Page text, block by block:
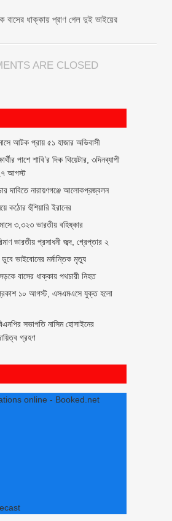
বাসের ধাক্কায় প্রাণ গেল দুই ভাইয়ের
ARE CLOSED
আটক প্রায় ৫১ হাজার অভিবাসী
পাশে শাবি’র দিক থিয়েটার, ৩দিনব্যাপী
আগস্ট
দাবিতে নারায়ণগঞ্জে আলোকপ্রজ্বলন
কঠোর হুঁশিয়ারি ইরানের
৩,৩২৩ ভারতীয় বহিষ্কার
ভারতীয় প্রসাধনী জব্দ, গ্রেপ্তার ২
ডুবে ভাইবোনের মর্মান্তিক মৃত্যু
বাসের ধাক্কায় পথচারী নিহত
১০ আগস্ট, এসএমএসে যুক্ত হলো
সভাপতি নাসিম হোসাইনের
গ্রহণ